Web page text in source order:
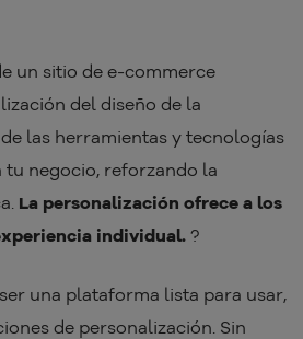
un sitio de e-commerce
del diseño de la
las herramientas y tecnologías
tu negocio, reforzando la
La personalización ofrece a los
individual. ?
una plataforma lista para usar,
de personalización. Sin